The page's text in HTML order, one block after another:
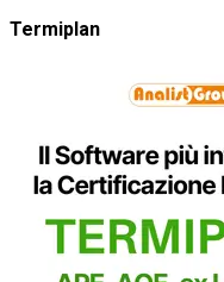
Termiplan